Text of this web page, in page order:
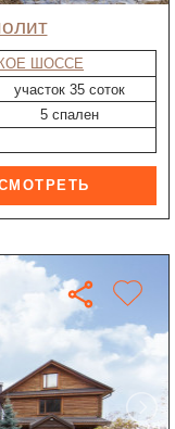
ШОССЕ
участок 35 соток
5 спален